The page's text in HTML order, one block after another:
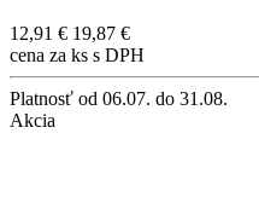
12,91 € 19,87 €
cena za ks s DPH
Platnosť od 06.07. do 31.08.
Akcia